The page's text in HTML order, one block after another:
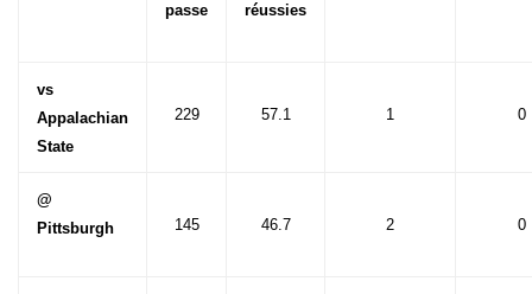
passe
réussies
vs
Appalachian
State
229 57.1 1 0
@
Pittsburgh
145 46.7 2 0